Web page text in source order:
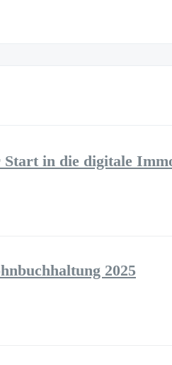
in die digitale
2025